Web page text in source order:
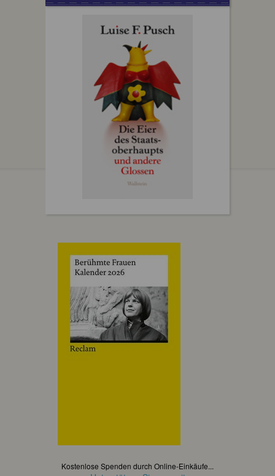
Kostenlose Spenden durch Online-Einkäufe...